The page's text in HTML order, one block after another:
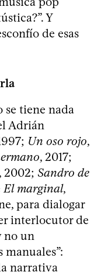
Y
de esas
se tiene nada
Adrián
Un oso rojo,
, 2017;
, 2002; Sandro de
El marginal,
para dialogar
interlocutor de
no un
manuales”:
narrativa